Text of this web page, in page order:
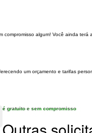
algum! Você ainda terá
um orçamento e tarifas
é gratuito e sem compromisso